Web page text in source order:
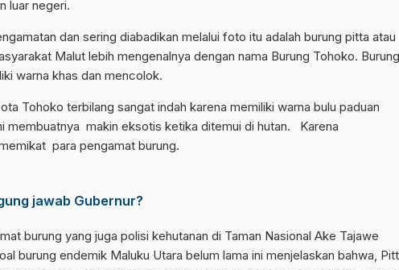
luar negeri.
dan sering diabadikan melalui foto itu adalah burung pitta atau
Malut lebih mengenalnya dengan nama Burung Tohoko. Burung
warna khas dan mencolok.
Tohoko terbilang sangat indah karena memiliki warna bulu paduan
membuatnya makin eksotis ketika ditemui di hutan. Karena
para pengamat burung.
jawab Gubernur?
burung yang juga polisi kehutanan di Taman Nasional Ake Tajawe
burung endemik Maluku Utara belum lama ini menjelaskan bahwa,